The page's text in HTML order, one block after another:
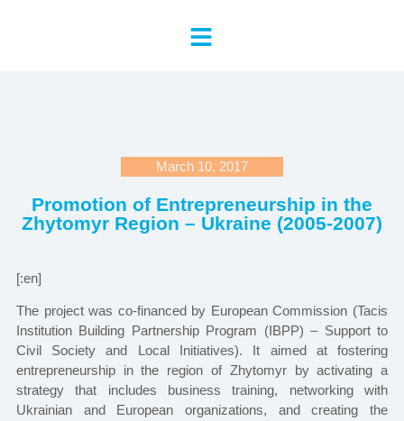
March 10, 2017
Promotion of Entrepreneurship in the
Zhytomyr Region – Ukraine (2005-2007)
[:en]
The project was co-financed by European Commission (Tacis
Institution Building Partnership Program (IBPP) – Support to
Civil Society and Local Initiatives). It aimed at fostering
entrepreneurship in the region of Zhytomyr by activating a
strategy that includes business training, networking with
Ukrainian and European organizations, and creating the